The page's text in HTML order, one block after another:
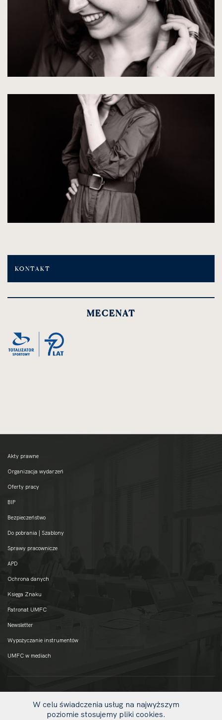
KONTAKT
MECENAT
Akty prawne
Organizacja wydarzeń
Oferty pracy
BIP
Bezpieczeństwo
Do pobrania | Szablony
Sprawy pracownicze
APD
Ochrona danych
Księga Znaku
Patronat UMFC
Newsletter
Wypożyczanie instrumentów
UMFC w mediach
W celu świadczenia usług na najwyższym
poziomie stosujemy pliki cookies.